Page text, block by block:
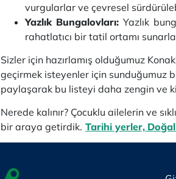
vurgularlar ve çevresel
Yazlık Bungalovları:Yazlık
rahatlatıcı bir tatil ortamı
Sizler için hazırlamış olduğumuz
geçirmek isteyenler için sunduğumuz
paylaşarak bu listeyi daha zengin ve
Nerede kalınır? Çocuklu ailelerin ve
bir araya getirdik. Tarihi yerler,